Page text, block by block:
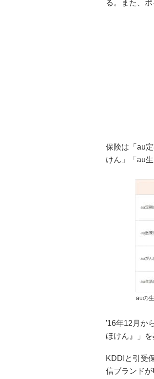
る。また、
保険は「au
けん」「au
auの
'16年12月か
ほけん』」
KDDIと引受
信ブランド